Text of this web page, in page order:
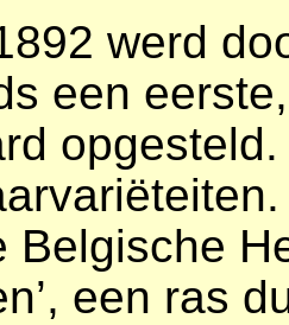
werd
een
Belgische
een ras